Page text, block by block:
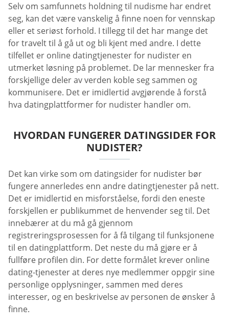
Selv om samfunnets holdning til nudisme har endret
seg, kan det være vanskelig å finne noen for vennskap
eller et seriøst forhold. I tillegg til det har mange det
for travelt til å gå ut og bli kjent med andre. I dette
tilfellet er online datingtjenester for nudister en
utmerket løsning på problemet. De lar mennesker fra
forskjellige deler av verden koble seg sammen og
kommunisere. Det er imidlertid avgjørende å forstå
hva datingplattformer for nudister handler om.
HVORDAN FUNGERER DATINGSIDER FOR
NUDISTER?
Det kan virke som om datingsider for nudister bør
fungere annerledes enn andre datingtjenester på nett.
Det er imidlertid en misforståelse, fordi den eneste
forskjellen er publikummet de henvender seg til. Det
innebærer at du må gå gjennom
registreringsprosessen for å få tilgang til funksjonene
til en datingplattform. Det neste du må gjøre er å
fullføre profilen din. For dette formålet krever online
dating-tjenester at deres nye medlemmer oppgir sine
personlige opplysninger, sammen med deres
interesser, og en beskrivelse av personen de ønsker å
finne.